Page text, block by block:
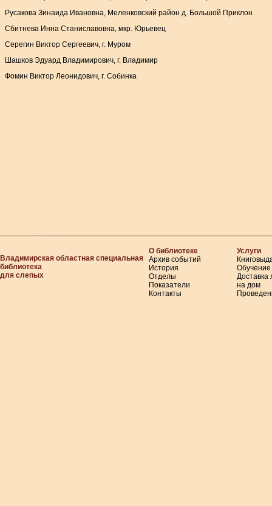
Русакова Зинаида Ивановна, Меленковский район д. Большой Приклон
Сбитнева Инна Станиславовна, мкр. Юрьевец
Серегин Виктор Сергеевич, г. Муром
Шашков Эдуард Владимирович, г. Владимир
Фомин Виктор Леонидович, г. Собинка
Владимирская областная специальная
библиотека
для слепых
О библиотеке
Архив событий
История
Отделы
Показатели
Контакты
Услуги
Обучение
Доставка
на дом